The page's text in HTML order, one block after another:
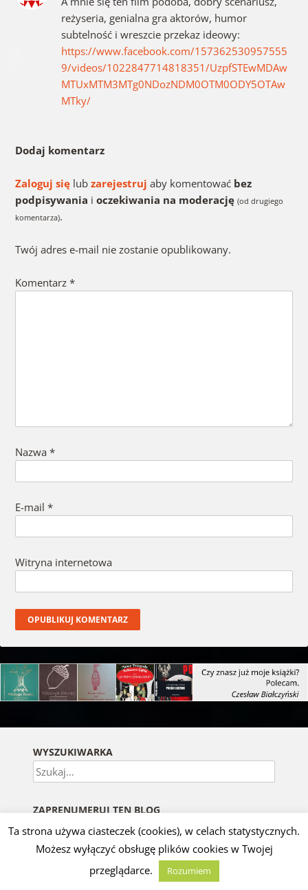
reżyseria, genialna gra aktorów, humor
subtelność i wreszcie przekaz ideowy:
https://www.facebook.com/157362530957555
9/videos/1022847714818351/UzpfSTEwMDAw
MTUxMTM3MTg0NDozNDM0OTM0ODY5OTAw
MTky/
Dodaj komentarz
Zaloguj sięlub zarejestruj aby komentować bez
podpisywania i oczekiwania na moderację (od drugiego
komentarza).
Twój adres e-mail nie zostanie opublikowany.
Komentarz *
Nazwa *
E-mail *
Witryna internetowa
WYSZUKIWARKA
Szukaj
ZAPRENUMERUJ TEN BLOG
Wprowadź swój adres e-mail aby otrzymywać
powiadomienia o nowych wpisach.
Ta strona używa ciasteczek (cookies), w celach statystycznych.
Możesz wyłączyć obsługę plików cookies w Twojej
przeglądarce.
Rozumiem